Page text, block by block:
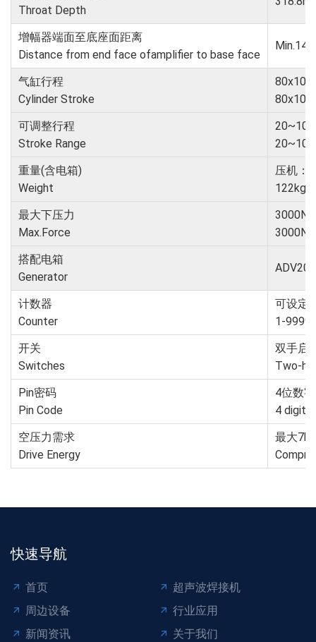
Throat Depth
增幅器端面至底座面距离
Distance from end face ofamplifier to base face
气缸行程
Cylinder Stroke
可调整行程
Stroke Range
重量(含电箱)
Weight
压机：
122kg
最大下压力
Max.Force
3000N(
3000N
搭配电箱
Generator
计数器
Counter
可设定
1-
开关
Switches
双手启
Two-
Pin密码
Pin Code
4位数
4 digits
空压力需求
Drive Energy
最大
快速导航
首页
超声波焊接机
周边设备
行业应用
新闻资讯
关于我们